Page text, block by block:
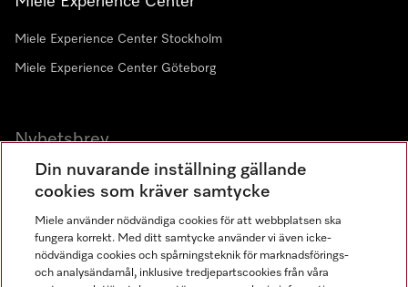
Miele Experience Center Stockholm
Miele Experience Center Göteborg
Nyhetsbrev
Gå med i vår gemenskap
Din nuvarande inställning gällande
cookies som kräver samtycke
Miele använder nödvändiga cookies för att webbplatsen ska
fungera korrekt. Med ditt samtycke använder vi även icke-
nödvändiga cookies och spårningsteknik för marknadsförings-
och analysändamål, inklusive tredjepartscookies från våra